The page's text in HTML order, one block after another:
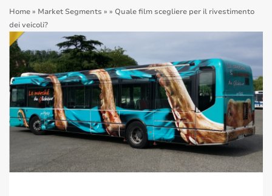
Home» Market Segments » » Quale film scegliere per il rivestimento
dei veicoli?